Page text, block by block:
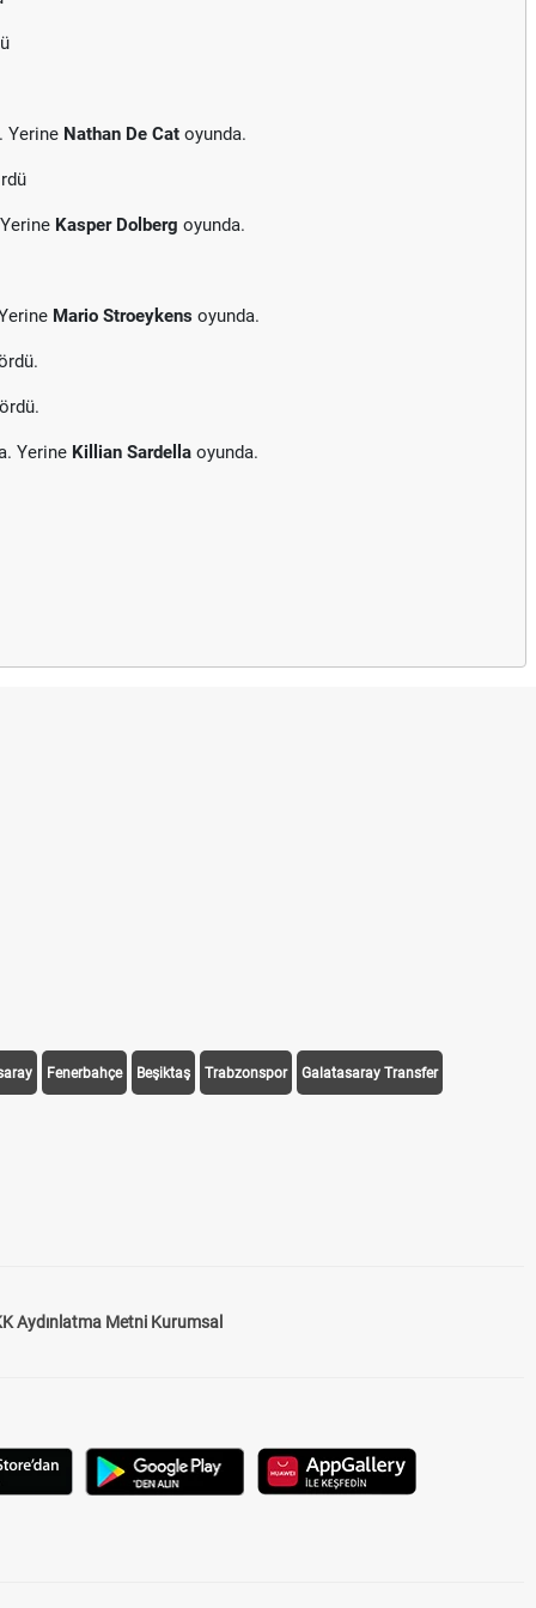
Yerine Nathan De Cat oyunda.
Kasper Dolberg oyunda.
Mario Stroeykens oyunda.
Yerine Killian Sardella oyunda.
Fenerbahçe Beşiktaş Trabzonspor Galatasaray Transfer
Aydınlatma Metni Kurumsal